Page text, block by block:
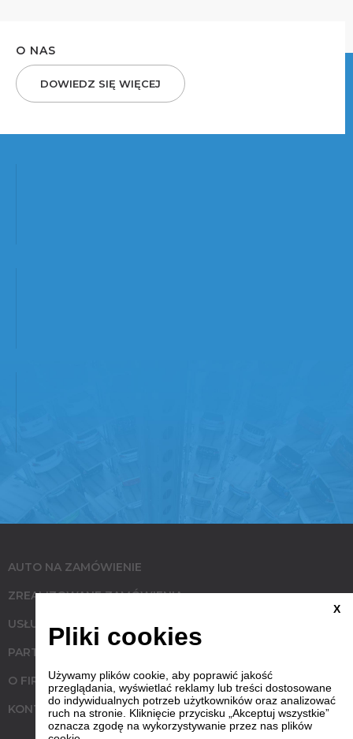
O NAS
DOWIEDZ SIĘ WIĘCEJ
AUTO NA ZAMÓWIENIE
ZREALIZOWANE ZAMÓWIENIA
USŁUGI
PARTNERZY
O FIRMIE
KONTAKT
X
Pliki cookies
Używamy plików cookie, aby poprawić jakość
przeglądania, wyświetlać reklamy lub treści dostosowane
do indywidualnych potrzeb użytkowników oraz analizować
ruch na stronie. Kliknięcie przycisku „Akceptuj wszystkie”
oznacza zgodę na wykorzystywanie przez nas plików